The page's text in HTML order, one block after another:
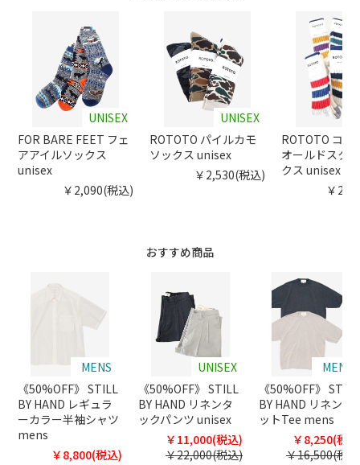
UNISEX
FOR BARE FEET フェ
アアイルソックス
unisex
￥2,090(税込)
UNISEX
ROTOTO パイルカモ
ソックス unisex
￥2,530(税込)
ROTOTO コー
オールドスク
クス unisex
￥
おすすめ商品
MENS
《50%OFF》 STILL
BY HAND レギュラ
ーカラー半袖シャツ
mens
￥8,800(税込)
UNISEX
《50%OFF》 STILL
BY HAND リネンタ
ックパンツ unisex
￥11,000(税込)
￥22,000(税込)
MENS
《50%OFF》 STILL
BY HAND リネンニ
ットTee mens
￥8,250(税
￥16,500(税